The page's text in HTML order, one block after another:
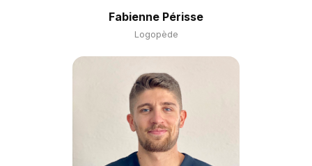
Fabienne Périsse
Logopède